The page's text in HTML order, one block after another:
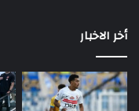
أخر الاخبار